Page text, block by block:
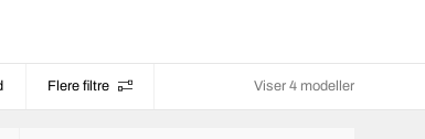
Flere filtre Viser 4 modeller